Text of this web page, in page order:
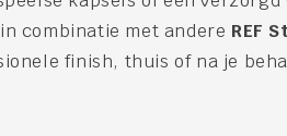
combinatie met andere REF
finish, thuis of na je